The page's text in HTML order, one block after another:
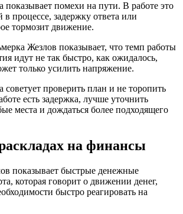
показывает помехи на пути. В работе это
в процессе, задержку ответа или
тормозит движение.
Жезлов показывает, что темп работы
идут не так быстро, как ожидалось,
только усилить напряжение.
советует проверить план и не торопить
есть задержка, лучше уточнить
места и дождаться более подходящего
на финансы
показывает быстрые денежные
которая говорит о движении денег,
быстро реагировать на